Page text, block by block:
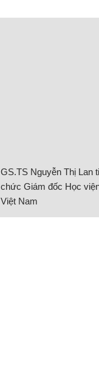
GS.TS Nguyễn Thị Lan
chức Giám đốc Học
Việt Nam